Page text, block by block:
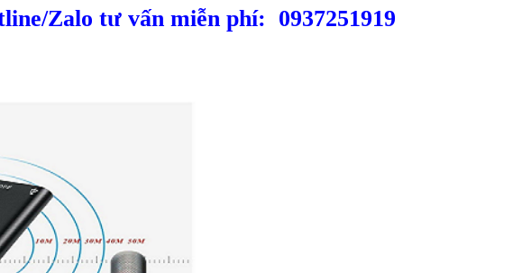
Zalo tư vấn miễn phí: 0937251919